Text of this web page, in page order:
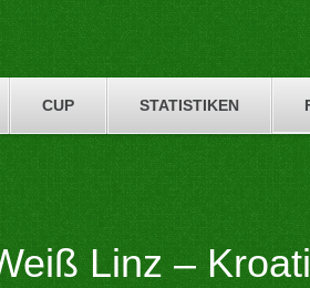
CUP STATISTIKEN
Linz –